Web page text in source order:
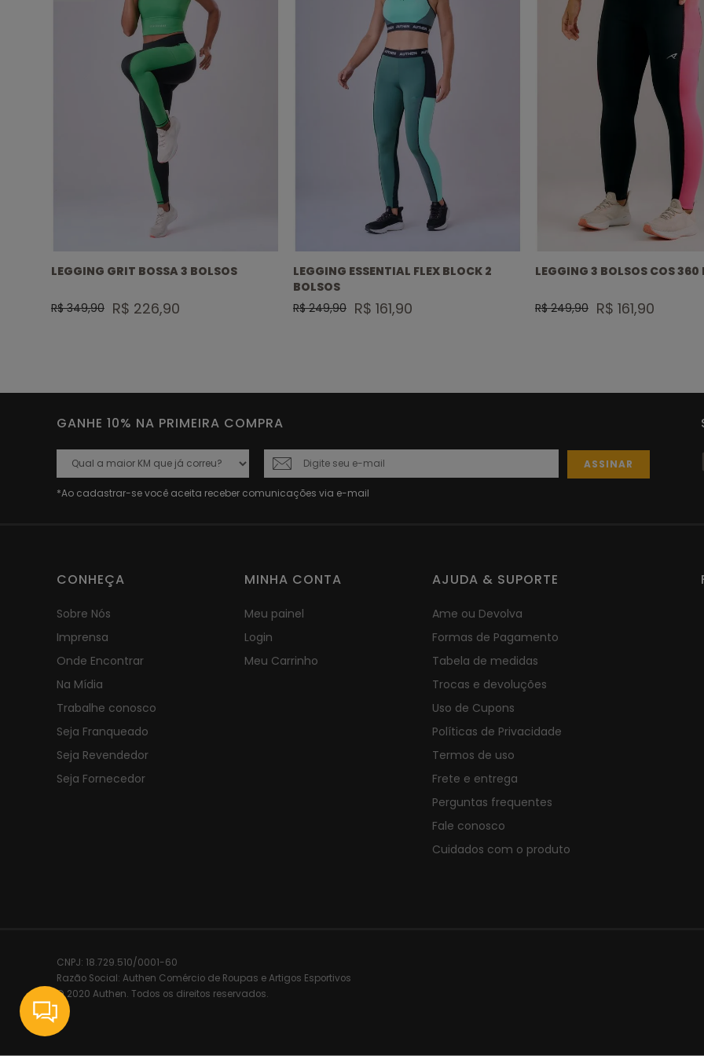
LEGGING GRIT BOSSA 3 BOLSOS
R$ 349,90 R$ 226,90
LEGGING ESSENTIAL FLEX BLOCK 2
BOLSOS
R$ 249,90 R$ 161,90
LEGGING 3 BOLSOS COS 360
R$ 249,90 R$ 161,90
GANHE 10% NA PRIMEIRA COMPRA
ASSINAR
CONHEÇA
Sobre Nós
Imprensa
Onde Encontrar
Na Mídia
Trabalhe conosco
Seja Franqueado
Seja Revendedor
Seja Fornecedor
MINHA CONTA
Meu painel
Login
Meu Carrinho
AJUDA & SUPORTE
Ame ou Devolva
Formas de Pagamento
Tabela de medidas
Trocas e devoluções
Uso de Cupons
Políticas de Privacidade
Termos de uso
Frete e entrega
Perguntas frequentes
Fale conosco
Cuidados com o produto
CNPJ: 18.729.510/0001-60
Razão Social: Authen Comércio de Roupas e Artigos Esportivos
© 2020 Authen. Todos os direitos reservados.